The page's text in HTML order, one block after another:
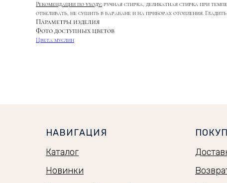
Рекомендации по уходу: ручная стирка, деликатная стирка при
отбеливать, не сушить в барабане и на приборах отопления.
Параметры изделия
Фото доступных цветов
Цвета муслин
НАВИГАЦИЯ
Каталог
Новинки